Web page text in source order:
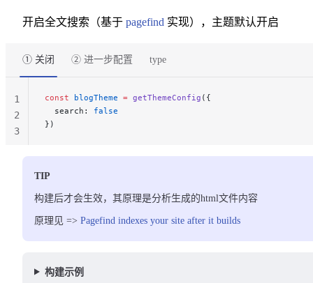
开启全文搜索（基于 pagefind 实现），主题默认开启
① 关闭 ② 进一步配置 type
const blogTheme = getThemeConfig ({
  search:
false
})
1
2
3
TIP
构建后才会生效，其原理是分析生成的html文件内容
原理见 => Pagefind indexes your site after it builds
构建示例